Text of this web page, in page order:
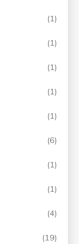
(1)
(1)
(1)
(1)
(1)
(6)
(1)
(1)
(4)
(19)